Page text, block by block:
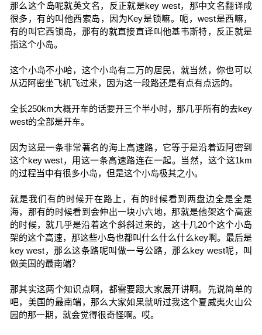
那么这个岛呢就英文名，反正就是key west，那中文名翻译成
很多，有的叫他西索岛，因为Key是锁嘛。呃，west是西嘛，
有的叫它西锁岛，那有的就直接直译叫他基韦斯特，反正就是
指这个小岛。
这个小岛不小哈，这个小岛有二万的居民，就当然，你也可以
从迈阿密坐飞机飞过来，因为这一段路还是有点有点远的。
全长250km大概开车的话要开三个半小时，那几乎所有的去key
west的全部是开车。
因为这是一条非常著名的海上高速路，它等于是沿着迈阿密到
这个key west，用这一条高速路连在一起。当然，这个这1km
的过程当中有很多小岛，但是这个小岛极其之小。
就是我们有的时候开在路上，有的时候看到两盘边全是全是
海，那有的时候看到会伸出一块小六地，那就是他架这个高速
的时候，就几乎是沿着这个斜斜过来的，这十几20个这个小岛
架的这个高速，那这些小岛也都叫什么什么什么key啊。最后是
key west，那么这条路呢叫做一号公路，那么key west呢，叫
做美国的最南端？
那其实这两个知识点啊，都需要跟大家展开讲啊。先说简单的
吧，美国的最南端，那么大家如果就听过我这个夏威夷火山公
园的那一期，就会觉得很奇怪啊。哎。